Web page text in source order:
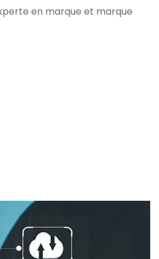
en marque et marque